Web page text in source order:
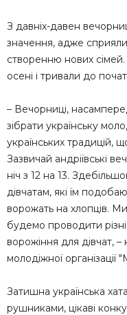
З давніх-давен
значення, адже
створенню нових сімей.
осені і тривали до
– Вечорниці,
зібрати українську
українських традицій,
Зазвичай андріївські
ніч з 12 на 13.
дівчатам, які їм
ворожать на хлопців.
будемо проводити різні
ворожіння для дівчат, –
молодіжної
Затишна українська
рушниками, цікаві